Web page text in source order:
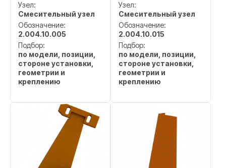
Узел:
Смесительный узел
Обозначение:
2.004.10.005
Подбор:
по модели, позиции,
стороне установки,
геометрии и
креплению
Узел:
Смесительный узел
Обозначение:
2.004.10.015
Подбор:
по модели, позиции,
стороне установки,
геометрии и
креплению